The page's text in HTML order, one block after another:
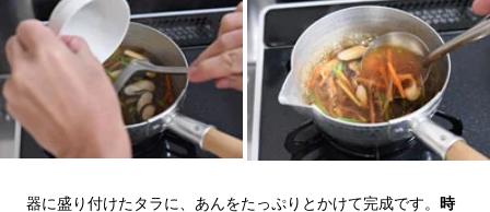
器に盛り付けたタラに、あんをたっぷりとかけて完成です。 時